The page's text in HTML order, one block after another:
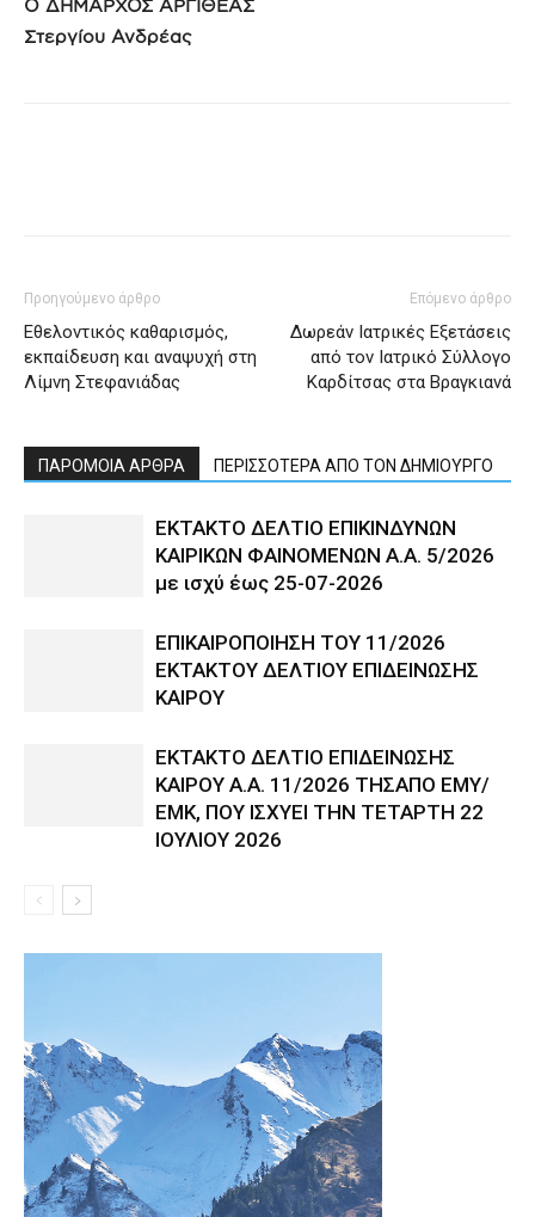
Ο ΔΗΜΑΡΧΟΣ ΑΡΓΙΘΕΑΣ
Στεργίου Ανδρέας
Προηγούμενο άρθρο
Εθελοντικός καθαρισμός,
εκπαίδευση και αναψυχή στη
Λίμνη Στεφανιάδας
Επόμενο άρθρο
Δωρεάν Ιατρικές Εξετάσεις
από τον Ιατρικό Σύλλογο
Καρδίτσας στα Βραγκιανά
ΠΑΡΟΜΟΙΑ ΑΡΘΡΑ ΠΕΡΙΣΣΟΤΕΡΑ ΑΠΟ ΤΟΝ ΔΗΜΙΟΥΡΓΟ
ΕΚΤΑΚΤΟ ΔΕΛΤΙΟ ΕΠΙΚΙΝΔΥΝΩΝ
ΚΑΙΡΙΚΩΝ ΦΑΙΝΟΜΕΝΩΝ Α.Α. 5/2026
με ισχύ έως 25-07-2026
ΕΠΙΚΑΙΡΟΠΟΙΗΣΗ ΤΟΥ 11/2026
ΕΚΤΑΚΤΟΥ ΔΕΛΤΙΟΥ ΕΠΙΔΕΙΝΩΣΗΣ
ΚΑΙΡΟΥ
ΕΚΤΑΚΤΟ ΔΕΛΤΙΟ ΕΠΙΔΕΙΝΩΣΗΣ
ΚΑΙΡΟΥ Α.Α. 11/2026 ΤΗΣΑΠΟ ΕΜΥ/
ΕΜΚ, ΠΟΥ ΙΣΧΥΕΙ ΤΗΝ ΤΕΤΑΡΤΗ 22
ΙΟΥΛΙΟΥ 2026